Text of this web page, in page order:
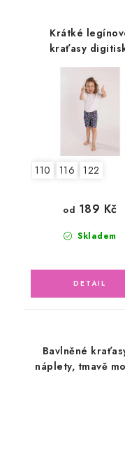
Krátké
kraťasy
110 116 122
Skladem
od 189 Kč
Bavlněné
náplety, tmavě